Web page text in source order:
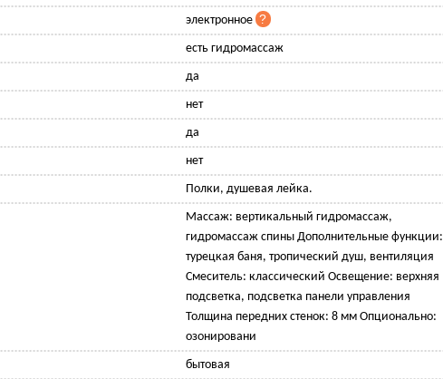
электронное
есть гидромассаж
да
нет
да
нет
Полки, душевая лейка.
Массаж: вертикальный гидромассаж,
гидромассаж спины Дополнительные функции:
турецкая баня, тропический душ, вентиляция
Смеситель: классический Освещение: верхняя
подсветка, подсветка панели управления
Толщина передних стенок: 8 мм Опционально:
озонировани
бытовая